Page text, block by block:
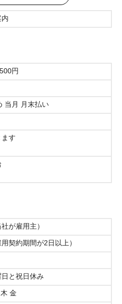
円
当月 月末払い
す
が雇用主）
契約期間が2日以上）
と祝日休み
金